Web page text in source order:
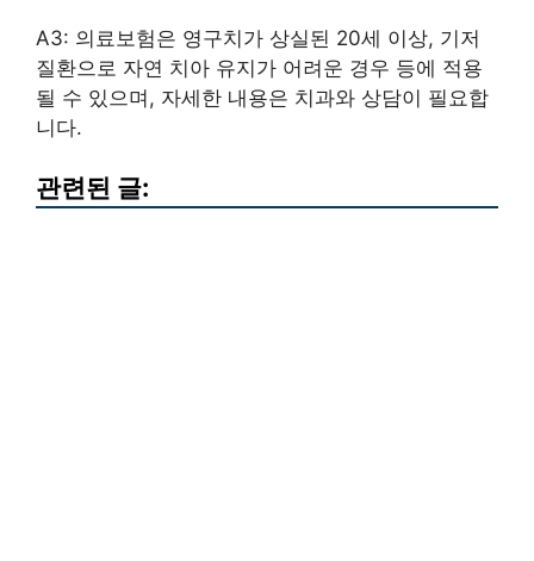
A3: 의료보험은 영구치가 상실된 20세 이상, 기저
질환으로 자연 치아 유지가 어려운 경우 등에 적용
될 수 있으며, 자세한 내용은 치과와 상담이 필요합
니다.
관련된 글: